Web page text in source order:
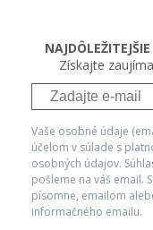
Získajte
Vaše osobné údaje
účelom v súlade s
osobných údajov.
pošleme na váš email.
písomne, emailom
informačného emailu.